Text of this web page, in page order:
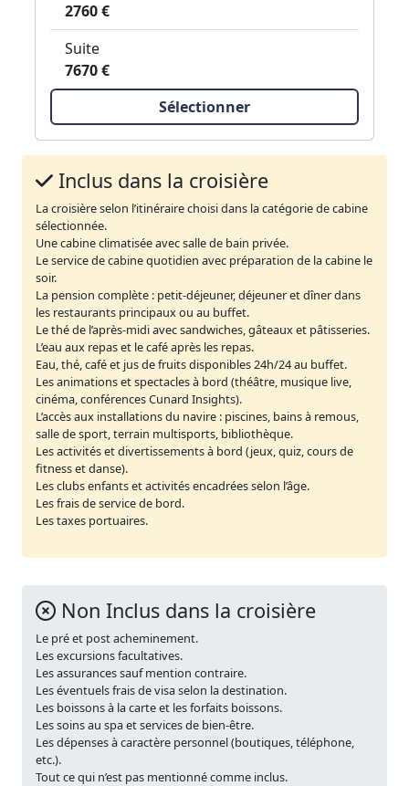
2760 €
Suite
7670 €
Sélectionner
Inclus dans la croisière
La croisière selon l’itinéraire choisi dans la catégorie de cabine
sélectionnée.
Une cabine climatisée avec salle de bain privée.
Le service de cabine quotidien avec préparation de la cabine le
soir.
La pension complète : petit-déjeuner, déjeuner et dîner dans
les restaurants principaux ou au buffet.
Le thé de l’après-midi avec sandwiches, gâteaux et pâtisseries.
L’eau aux repas et le café après les repas.
Eau, thé, café et jus de fruits disponibles 24h/24 au buffet.
Les animations et spectacles à bord (théâtre, musique live,
cinéma, conférences Cunard Insights).
L’accès aux installations du navire : piscines, bains à remous,
salle de sport, terrain multisports, bibliothèque.
Les activités et divertissements à bord (jeux, quiz, cours de
fitness et danse).
Les clubs enfants et activités encadrées selon l’âge.
Les frais de service de bord.
Les taxes portuaires.
Non Inclus dans la croisière
Le pré et post acheminement.
Les excursions facultatives.
Les assurances sauf mention contraire.
Les éventuels frais de visa selon la destination.
Les boissons à la carte et les forfaits boissons.
Les soins au spa et services de bien-être.
Les dépenses à caractère personnel (boutiques, téléphone,
etc.).
Tout ce qui n’est pas mentionné comme inclus.